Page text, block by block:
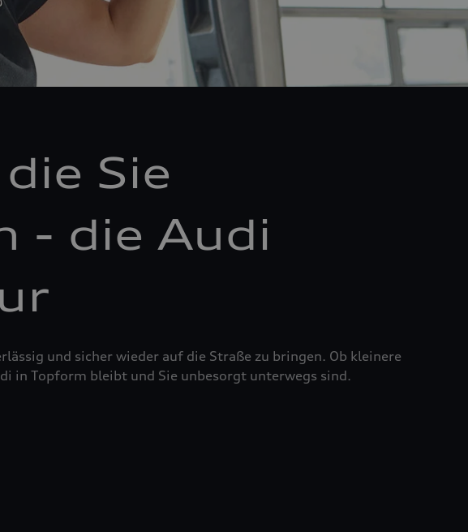
Sie
- die Audi
und sicher wieder auf die Straße zu bringen. Ob kleinere
in Topform bleibt und Sie unbesorgt unterwegs sind.